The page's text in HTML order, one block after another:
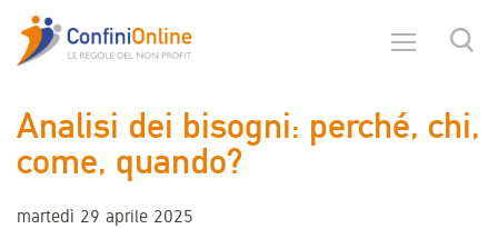
Analisi dei bisogni: perché, chi,
come, quando?
martedì 29 aprile 2025